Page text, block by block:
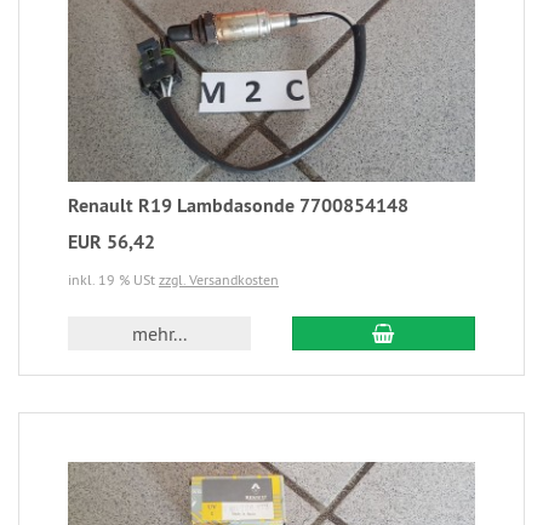
Renault R19 Lambdasonde 7700854148
EUR 56,42
inkl. 19 % USt zzgl. Versandkosten
mehr...